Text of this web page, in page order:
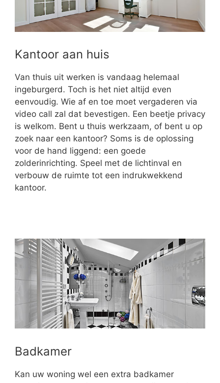
Kantoor aan huis
Van thuis uit werken is vandaag helemaal
ingeburgerd. Toch is het niet altijd even
eenvoudig. Wie af en toe moet vergaderen via
video call zal dat bevestigen. Een beetje privacy
is welkom. Bent u thuis werkzaam, of bent u op
zoek naar een kantoor? Soms is de oplossing
voor de hand liggend: een goede
zolderinrichting. Speel met de lichtinval en
verbouw de ruimte tot een indrukwekkend
kantoor.
Badkamer
Kan uw woning wel een extra badkamer